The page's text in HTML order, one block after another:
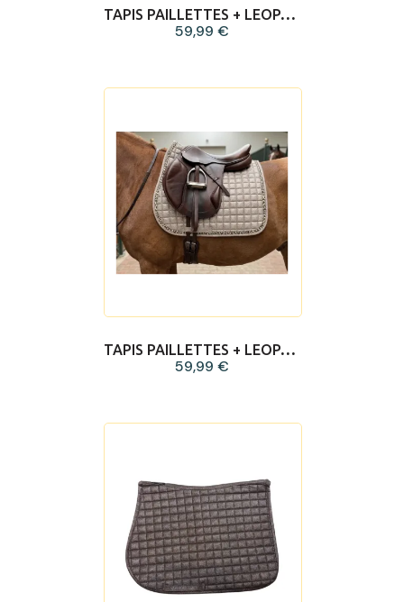
TAPIS PAILLETTES + LEOPARD NOIR
59,99 €
TAPIS PAILLETTES + LEOPARD CHAMPAGNE
59,99 €